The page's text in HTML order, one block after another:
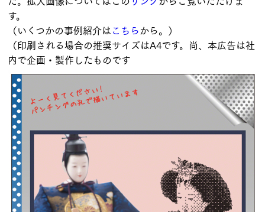
す。
（いくつかの事例紹介はこちらから。）
（印刷される場合の推奨サイズはA4です。尚、本広告は社
内で企画・製作したものです